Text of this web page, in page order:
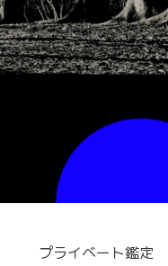
プライベート鑑定